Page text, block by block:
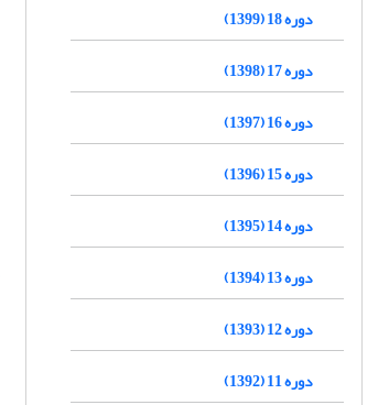
دوره 18 (1399)
دوره 17 (1398)
دوره 16 (1397)
دوره 15 (1396)
دوره 14 (1395)
دوره 13 (1394)
دوره 12 (1393)
دوره 11 (1392)